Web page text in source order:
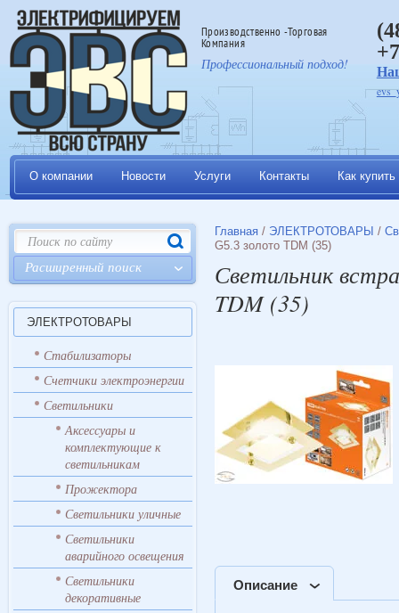
Производственно -Торговая
Компания
Профессиональный подход!
О компании Новости Услуги Контакты Как купить
Расширенный поиск
ЭЛЕКТРОТОВАРЫ
Стабилизаторы
Счетчики электроэнергии
Светильники
Аксессуары и
комплектующие к
светильникам
Прожектора
Светильники уличные
Светильники
аварийного освещения
Светильники
декоративные
Главная/ ЭЛЕКТРОТОВАРЫ /
G5.3 золото TDM (35)
Светильник
TDM (35)
Описание